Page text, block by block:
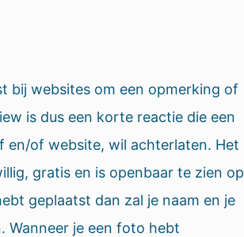
bij websites om een opmerking of
is dus een korte reactie die een
en/of website, wil achterlaten. Het
gratis en is openbaar te zien op
geplaatst dan zal je naam en je
Wanneer je een foto hebt